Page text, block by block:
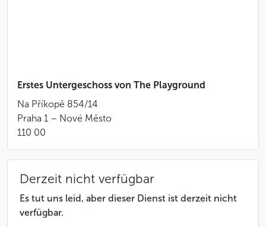
Besondere Stornobedingungen
Das Eintrittsgeld wird nicht erstattet; die Reservierung
eines anderen Termins ist möglich.
Weniger
Erstes Untergeschoss von The Playground
Na Příkopě 854/14
Praha 1 – Nové Město
110 00
Derzeit nicht verfügbar
Es tut uns leid, aber dieser Dienst ist derzeit nicht
verfügbar.